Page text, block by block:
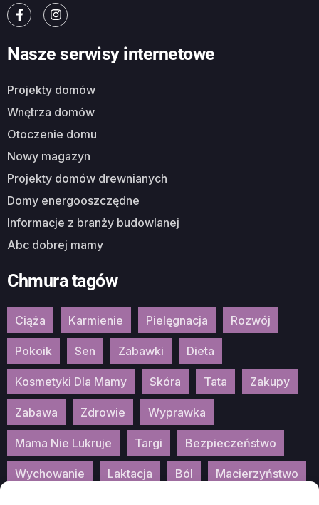
Nasze serwisy internetowe
Projekty domów
Wnętrza domów
Otoczenie domu
Nowy magazyn
Projekty domów drewnianych
Domy energooszczędne
Informacje z branży budowlanej
Abc dobrej mamy
Chmura tagów
Ciąża Karmienie Pielęgnacja Rozwój
Pokoik Sen Zabawki Dieta
Kosmetyki Dla Mamy Skóra Tata Zakupy
Zabawa Zdrowie Wyprawka
Mama Nie Lukruje Targi Bezpieczeństwo
Wychowanie Laktacja Ból Macierzyństwo